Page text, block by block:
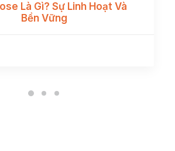
Là Gì? Sự Linh Hoạt Và
Bền Vững